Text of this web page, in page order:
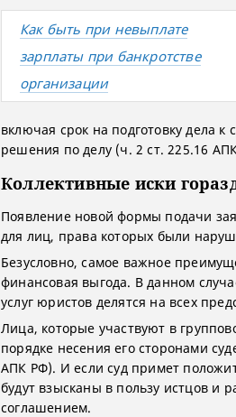
Как быть при невыплате
зарплаты при банкротстве
организации
включая срок на подготовку дела
решения по делу (ч. 2 ст. 225.16
Коллективные иски
Появление новой формы подачи
для лиц, права которых были
Безусловно, самое важное
финансовая выгода. В данном
услуг юристов делятся на всех
Лица, которые участвуют в
порядке несения его сторонами
АПК РФ). И если суд примет
будут взысканы в пользу истцов и
соглашением.